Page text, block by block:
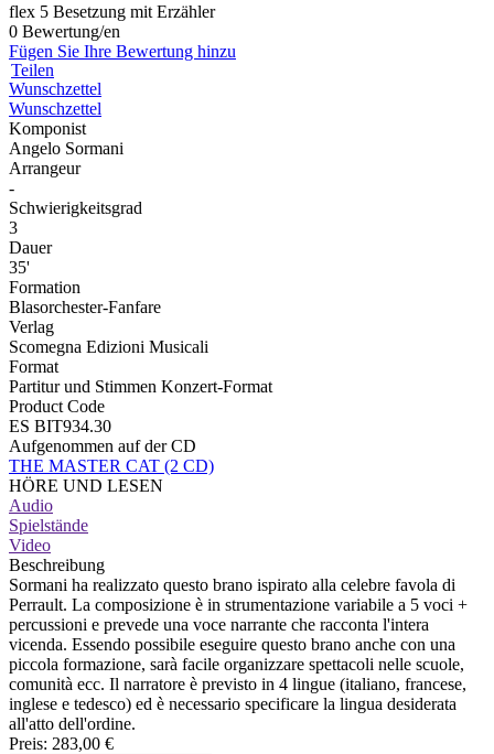
flex 5 Besetzung mit Erzähler
0 Bewertung/en
Fügen Sie Ihre Bewertung hinzu
Teilen
Wunschzettel
Wunschzettel
Komponist
Angelo Sormani
Arrangeur
-
Schwierigkeitsgrad
3
Dauer
35'
Formation
Blasorchester-Fanfare
Verlag
Scomegna Edizioni Musicali
Format
Partitur und Stimmen Konzert-Format
Product Code
ES BIT934.30
Aufgenommen auf der CD
THE MASTER CAT (2 CD)
HÖRE UND LESEN
Audio
Spielstände
Video
Beschreibung
Sormani ha realizzato questo brano ispirato alla celebre favola di
Perrault. La composizione è in strumentazione variabile a 5 voci +
percussioni e prevede una voce narrante che racconta l'intera
vicenda. Essendo possibile eseguire questo brano anche con una
piccola formazione, sarà facile organizzare spettacoli nelle scuole,
comunità ecc. Il narratore è previsto in 4 lingue (italiano, francese,
inglese e tedesco) ed è necessario specificare la lingua desiderata
all'atto dell'ordine.
Preis: 283,00 €